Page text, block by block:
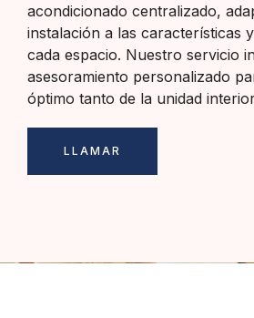
acondicionado centralizado,
instalación a las características
cada espacio. Nuestro servicio
asesoramiento personalizado
óptimo tanto de la unidad
LLAMAR